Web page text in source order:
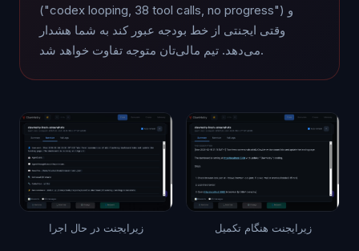
("codex looping, 38 tool calls, no progress") و
وقتی ایجنتی از خط بودجه عبور کند به شما هشدار
می‌دهد. تیم مالی‌تان متوجه تفاوت خواهد شد.
زیرایجنت در حال اجرا زیرایجنت هنگام تکمیل